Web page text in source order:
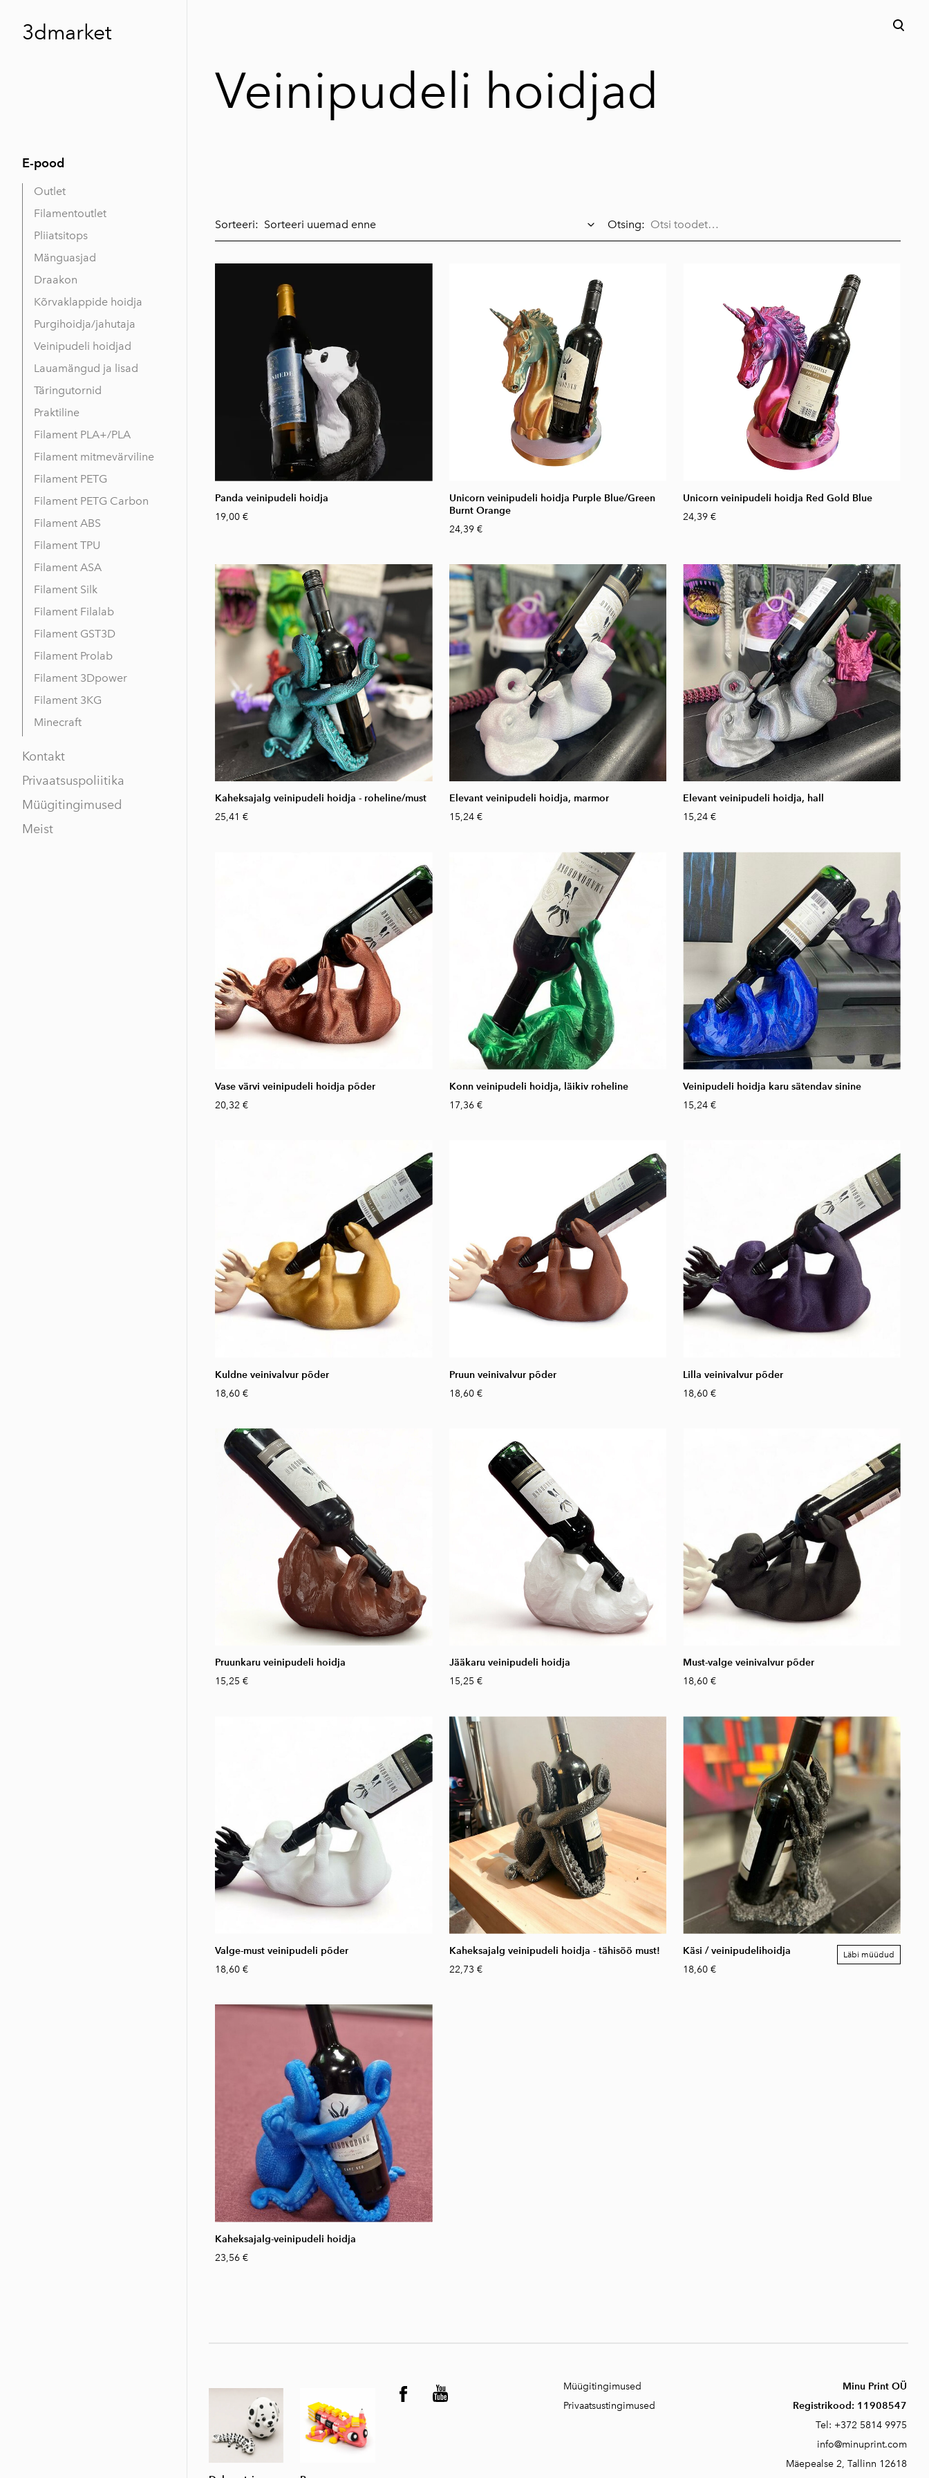
3dmarket
E-pood
Outlet
Filamentoutlet
Pliiatsitops
Mänguasjad
Draakon
Kõrvaklappide hoidja
Purgihoidja/jahutaja
Veinipudeli hoidjad
Lauamängud ja lisad
Täringutornid
Praktiline
Filament PLA+/PLA
Filament mitmevärviline
Filament PETG
Filament PETG Carbon
Filament ABS
Filament TPU
Filament ASA
Filament Silk
Filament Filalab
Filament GST3D
Filament Prolab
Filament 3Dpower
Filament 3KG
Minecraft
Kontakt
Privaatsuspoliitika
Müügitingimused
Meist
Veinipudeli hoidjad
Sorteeri: Otsing:
Panda veinipudeli hoidja
19,00 €
Unicorn veinipudeli hoidja Purple Blue/Green
Burnt Orange
24,39 €
Unicorn veinipudeli hoidja Red Gold Blue
24,39 €
Kaheksajalg veinipudeli hoidja - roheline/must
25,41 €
Elevant veinipudeli hoidja, marmor
15,24 €
Elevant veinipudeli hoidja, hall
15,24 €
Vase värvi veinipudeli hoidja põder
20,32 €
Konn veinipudeli hoidja, läikiv roheline
17,36 €
Veinipudeli hoidja karu sätendav sinine
15,24 €
Kuldne veinivalvur põder
18,60 €
Pruun veinivalvur põder
18,60 €
Lilla veinivalvur põder
18,60 €
Pruunkaru veinipudeli hoidja
15,25 €
Jääkaru veinipudeli hoidja
15,25 €
Must-valge veinivalvur põder
18,60 €
Valge-must veinipudeli põder
18,60 €
Kaheksajalg veinipudeli hoidja - tähisöö must!
22,73 €
Käsi / veinipudelihoidja
18,60 €
Läbi müüdud
Kaheksajalg-veinipudeli hoidja
23,56 €
Müügitingimused
Privaatsustingimused
Minu Print OÜ
Registrikood: 11908547
Tel: +372 5814 9975
info@minuprint.com
Mäepealse 2, Tallinn 12618